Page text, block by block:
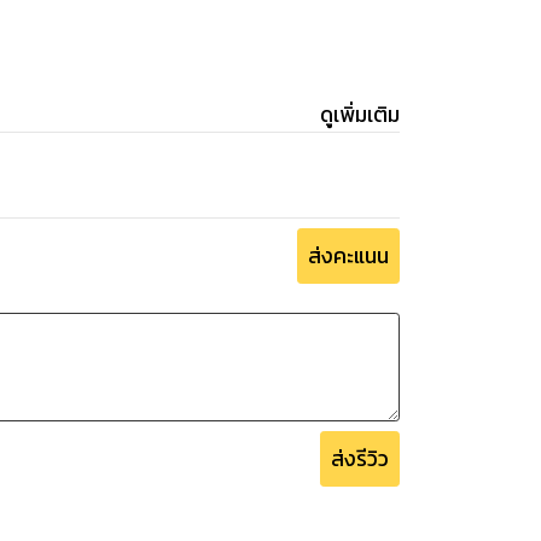
ดูเพิ่มเติม
ส่งคะแนน
ส่งรีวิว